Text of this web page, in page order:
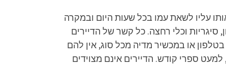
עליו לשאת עמו בכל שעות היום ובמקרה
וכלי רחצה. כל קשר של הדיירים
או במכשיר מדיה מכל סוג, אין להם
למעט ספרי קודש. הדיירים אינם מצוידים